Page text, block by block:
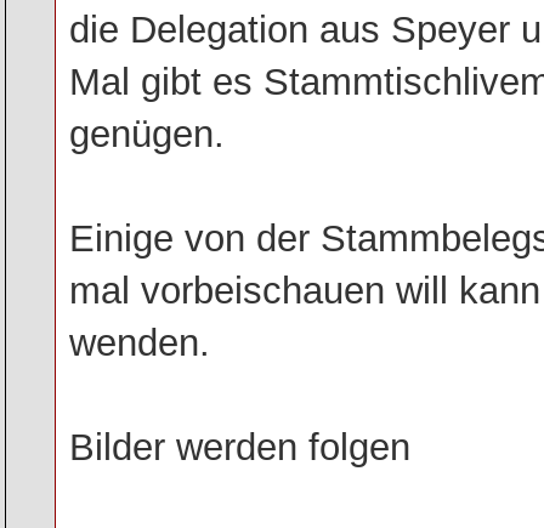
die Delegation aus Speyer
Mal gibt es
genügen.
Einige von der
mal vorbeischauen will
wenden.
Bilder werden folgen